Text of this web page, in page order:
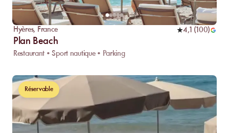
Hyères, France 4,1 (100)
Plan Beach
Restaurant • Sport nautique • Parking
Réservable